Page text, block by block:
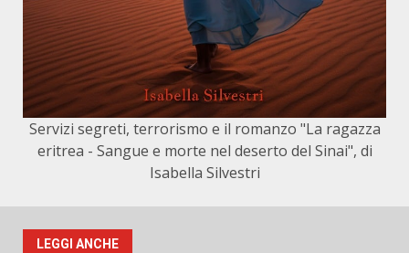
Servizi segreti, terrorismo e il romanzo "La ragazza
eritrea - Sangue e morte nel deserto del Sinai", di
Isabella Silvestri
LEGGI ANCHE